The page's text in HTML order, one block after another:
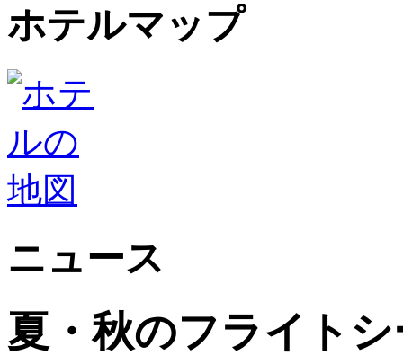
ホテルマップ
ニュース
夏・秋のフライト